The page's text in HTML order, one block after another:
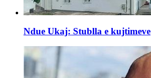
Ndue Ukaj: Stublla e kujtimeve